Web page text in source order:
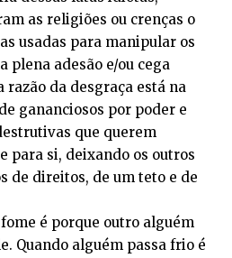
as religiões ou crenças o
usadas para manipular os
plena adesão e/ou cega
razão da desgraça está na
gananciosos por poder e
que querem
para si, deixando os outros
de direitos, de um teto e de
é porque outro alguém
Quando alguém passa frio é